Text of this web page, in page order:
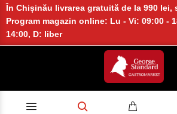
În Chișinău livrarea gratuită de la 990 lei,
Program magazin online: Lu - Vi: 09:00 -
14:00, D: liber